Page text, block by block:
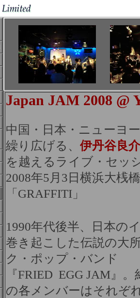
Japan JAM 2008 @
中国・日本・ニューヨ
繰り広げる、 伊丹谷良介
を越えるライブ・セッ
2008年5月3日横浜大桟
「GRAFFITI」
1990年代後半、日本の
巻き起こした伝説の大
ク・ポップ・バンド
『FRIED EGG JAM』
の各メンバーはそれぞ